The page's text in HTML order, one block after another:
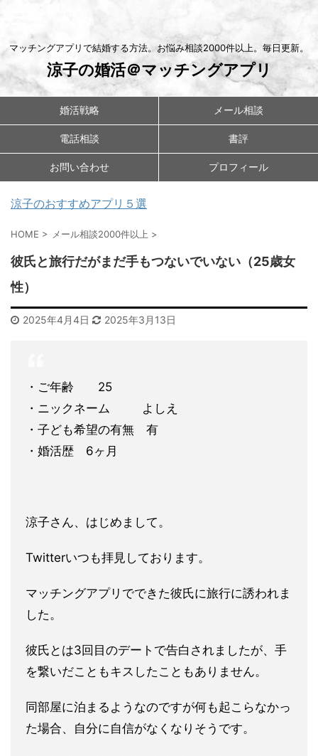
マッチングアプリで結婚する方法。お悩み相談2000件以上。毎日更新。
涼子の婚活＠マッチングアプリ
婚活戦略 メール相談
電話相談 書評
お問い合わせ プロフィール
涼子のおすすめアプリ５選
HOME > メール相談2000件以上 >
彼氏と旅行だがまだ手もつないでいない（25歳女
性）
2025年4月4日 2025年3月13日
・ご年齢 25
・ニックネーム よしえ
・子ども希望の有無 有
・婚活歴 6ヶ月
涼子さん、はじめまして。
Twitterいつも拝見しております。
マッチングアプリでできた彼氏に旅行に誘われま
した。
彼氏とは3回目のデートで告白されましたが、手
を繋いだこともキスしたこともありません。
同部屋に泊まるようなのですが何も起こらなかっ
た場合、自分に自信がなくなりそうです。